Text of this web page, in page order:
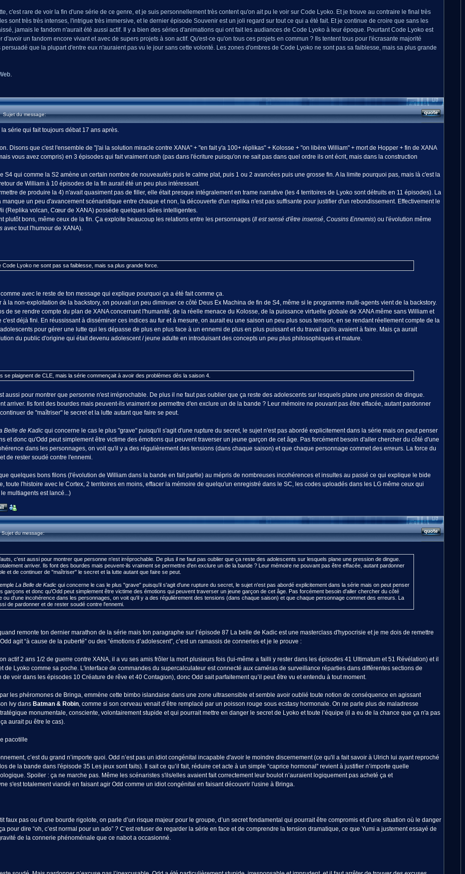
c'est rare de voir la fin d'une série de ce genre, et je suis personnellement très content qu'on ait pu le voir sur Code Lyoko. Et je trouve au contraire le final très
sont très très intenses, l'intrigue très immersive, et le dernier épisode Souvenir est un joli regard sur tout ce qui a été fait. Et je continue de croire que sans les
jamais le fandom n'aurait été aussi actif. Il y a bien des séries d'animations qui ont fait les audiances de Code Lyoko à leur époque. Pourtant Code Lyoko est
d'avoir un fandom encore vivant et avec de supers projets à son actif. Qu'est-ce qu'on tous ces projets en commun ? Ils tentent tous pour l'écrasante majorité
que la plupart d'entre eux n'auraient pas vu le jour sans cette volonté. Les zones d'ombres de Code Lyoko ne sont pas sa faiblesse, mais sa plus grande
.
du message:
série qui fait toujours débat 17 ans après.
Disons que c'est l'ensemble de "j'ai la solution miracle contre XANA" + "en fait y'a 100+ réplikas" + Kolosse + "on libère William" + mort de Hopper + fin de XANA
vous avez compris) en 3 épisodes qui fait vraiment rush (pas dans l'écriture puisqu'on ne sait pas dans quel ordre ils ont écrit, mais dans la construction
S4 qui comme la S2 amène un certain nombre de nouveautés puis le calme plat, puis 1 ou 2 avancées puis une grosse fin. A la limite pourquoi pas, mais là c'est la
de William à 10 épisodes de la fin aurait été un peu plus intéressant.
de produire la 4) n'avait quasiment pas de filler, elle était presque intégralement en trame narrative (les 4 territoires de Lyoko sont détruits en 11 épisodes). La
un peu d'avancement scénaristique entre chaque et non, la découverte d'un replika n'est pas suffisante pour justifier d'un rebondissement. Effectivement le
(Replika volcan, Cœur de XANA) possède quelques idées intelligentes.
plutôt bons, même ceux de la fin. Ça exploite beaucoup les relations entre les personnages (Il est sensé d'être insensé, Cousins Ennemis) ou l'évolution même
avec tout l'humour de XANA).
Code Lyoko ne sont pas sa faiblesse, mais sa plus grande force.
avec le reste de ton message qui explique pourquoi ça a été fait comme ça.
à la non-exploitation de la backstory, on pouvait un peu diminuer ce côté Deus Ex Machina de fin de S4, même si le programme multi-agents vient de la backstory.
de se rendre compte du plan de XANA concernant l'humanité, de la réelle menace du Kolosse, de la puissance virtuelle globale de XANA même sans William et
déjà fini. En réussissant à disséminer ces indices au fur et à mesure, on aurait eu une saison un peu plus sous tension, en se rendant réellement compte de la
pour gérer une lutte qui les dépasse de plus en plus face à un ennemi de plus en plus puissant et du travail qu'ils avaient à faire. Mais ça aurait
du public d'origine qui était devenu adolescent / jeune adulte en introduisant des concepts un peu plus philosophiques et mature.
se plaignent de CLE, mais la série commençait à avoir des problèmes dès la saison 4.
aussi pour montrer que personne n'est irréprochable. De plus il ne faut pas oublier que ça reste des adolescents sur lesquels plane une pression de dingue.
arriver. Ils font des bourdes mais peuvent-ils vraiment se permettre d'en exclure un de la bande ? Leur mémoire ne pouvant pas être effacée, autant pardonner
de "maîtriser" le secret et la lutte autant que faire se peut.
Belle de Kadicqui concerne le cas le plus "grave" puisqu'il s'agit d'une rupture du secret, le sujet n'est pas abordé explicitement dans la série mais on peut penser
et donc qu'Odd peut simplement être victime des émotions qui peuvent traverser un jeune garçon de cet âge. Pas forcément besoin d'aller chercher du côté d'une
dans les personnages, on voit qu'il y a des régulièrement des tensions (dans chaque saison) et que chaque personnage commet des erreurs. La force du
de rester soudé contre l'ennemi.
quelques bons filons (l'évolution de William dans la bande en fait partie) au mépris de nombreuses incohérences et insultes au passé ce qui explique le bide
toute l'histoire avec le Cortex, 2 territoires en moins, effacer la mémoire de quelqu'un enregistré dans le SC, les codes uploadés dans les LG même ceux qui
multiagents est lancé...)
du message:
c'est aussi pour montrer que personne n'est irréprochable. De plus il ne faut pas oublier que ça reste des adolescents sur lesquels plane une pression de dingue.
arriver. Ils font des bourdes mais peuvent-ils vraiment se permettre d'en exclure un de la bande ? Leur mémoire ne pouvant pas être effacée, autant pardonner
et de continuer de "maîtriser" le secret et la lutte autant que faire se peut.
La Belle de Kadic qui concerne le cas le plus "grave" puisqu'il s'agit d'une rupture du secret, le sujet n'est pas abordé explicitement dans la série mais on peut penser
garçons et donc qu'Odd peut simplement être victime des émotions qui peuvent traverser un jeune garçon de cet âge. Pas forcément besoin d'aller chercher du côté
ou d'une incohérence dans les personnages, on voit qu'il y a des régulièrement des tensions (dans chaque saison) et que chaque personnage commet des erreurs. La
de pardonner et de rester soudé contre l'ennemi.
remonte ton dernier marathon de la série mais ton paragraphe sur l’épisode 87 La belle de Kadic est une masterclass d'hypocrisie et je me dois de remettre
agit “à cause de la puberté” ou des “émotions d’adolescent”, c’est un ramassis de conneries et je le prouve :
actif 2 ans 1/2 de guerre contre XANA, il a vu ses amis frôler la mort plusieurs fois (lui-même a failli y rester dans les épisodes 41 Ultimatum et 51 Révélation) et il
de Lyoko comme sa poche. L'interface de commandes du supercalculateur est connecté aux caméras de surveillance réparties dans différentes sections de
de voir dans les épisodes 10 Créature de rêve et 40 Contagion), donc Odd sait parfaitement qu’il peut être vu et entendu à tout moment.
les phéromones de Bringa, emmène cette bimbo islandaise dans une zone ultrasensible et semble avoir oublié toute notion de conséquence en agissant
Ivy dans Batman & Robin, comme si son cerveau venait d’être remplacé par un poisson rouge sous ecstasy hormonale. On ne parle plus de maladresse
monumentale, consciente, volontairement stupide et qui pourrait mettre en danger le secret de Lyoko et toute l’équipe (il a eu de la chance que ça n'a pas
aurait pu être le cas).
pacotille
c’est du grand n’importe quoi. Odd n’est pas un idiot congénital incapable d'avoir le moindre discernement (ce qu'il a fait savoir à Ulrich lui ayant reproché
de la bande dans l'épisode 35 Les jeux sont faits). Il sait ce qu’il fait, réduire cet acte à un simple “caprice hormonal” revient à justifier n’importe quelle
Spoiler : ça ne marche pas. Même les scénaristes s'ils/elles avaient fait correctement leur boulot n’auraient logiquement pas acheté ça et
s'est totalement viandé en faisant agir Odd comme un idiot congénital en faisant découvrir l'usine à Bringa.
faux pas ou d’une bourde rigolote, on parle d’un risque majeur pour le groupe, d’un secret fondamental qui pourrait être compromis et d’une situation où le danger
pour dire “oh, c’est normal pour un ado” ? C’est refuser de regarder la série en face et de comprendre la tension dramatique, ce que Yumi a justement essayé de
de la connerie phénoménale que ce nabot a occasionné.